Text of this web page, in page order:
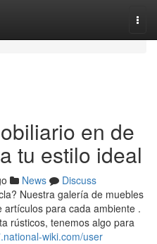
en de
tu estilo ideal
News
Discuss
Nuestra galería de muebles
para cada ambiente .
rústicos, tenemos algo para
wiki.com/user